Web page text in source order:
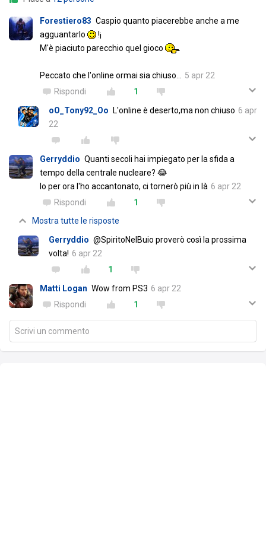
Forestiero83 Caspio quanto piacerebbe anche a me
agguantarlo
!¡
M'è piaciuto parecchio quel gioco
Peccato che l'online ormai sia chiuso...
5 apr 22
Rispondi
1
oO_Tony92_Oo L'online è deserto,ma non chiuso 6 apr
22
Gerryddio Quanti secoli hai impiegato per la sfida a
tempo della centrale nucleare? 😂
Io per ora l'ho accantonato, ci tornerò più in là 6 apr 22
Rispondi
1
Mostra tutte le risposte
Gerryddio @SpiritoNelBuio proverò così la prossima
volta! 6 apr 22
1
Matti Logan Wow from PS3 6 apr 22
Rispondi
1
Scrivi un commento